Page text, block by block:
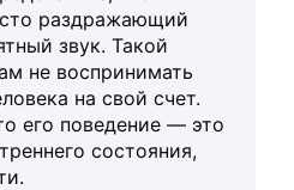
раздражающий
звук. Такой
не воспринимать
на свой счет.
его поведение — это
состояния,